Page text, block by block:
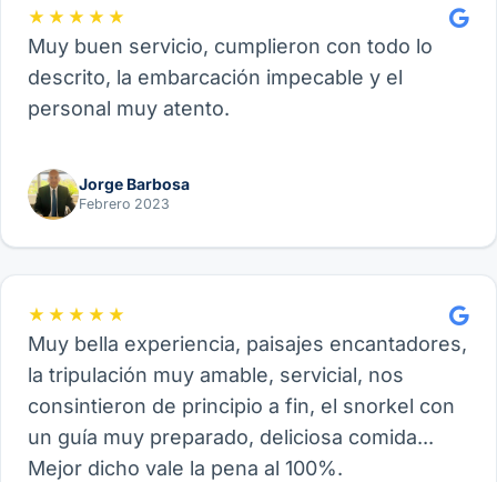
★★★★★
Muy buen servicio, cumplieron con todo lo
descrito, la embarcación impecable y el
personal muy atento.
Jorge Barbosa
Febrero 2023
★★★★★
Muy bella experiencia, paisajes encantadores,
la tripulación muy amable, servicial, nos
consintieron de principio a fin, el snorkel con
un guía muy preparado, deliciosa comida...
Mejor dicho vale la pena al 100%.